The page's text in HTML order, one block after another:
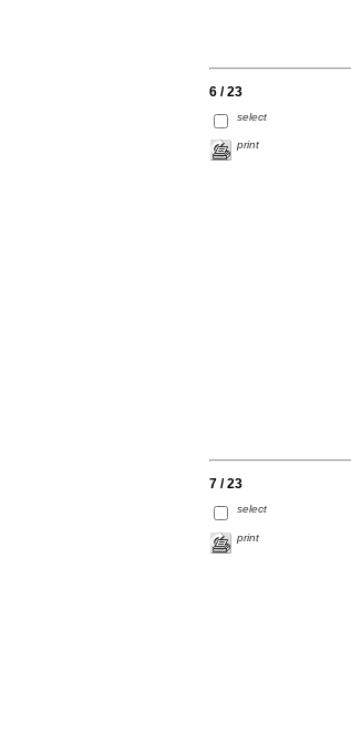
6 / 23
select
print
7 / 23
select
print